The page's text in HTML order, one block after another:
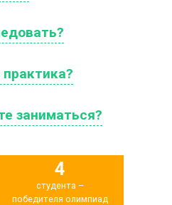
заниматься?
4
студента –
победителя олимпиад